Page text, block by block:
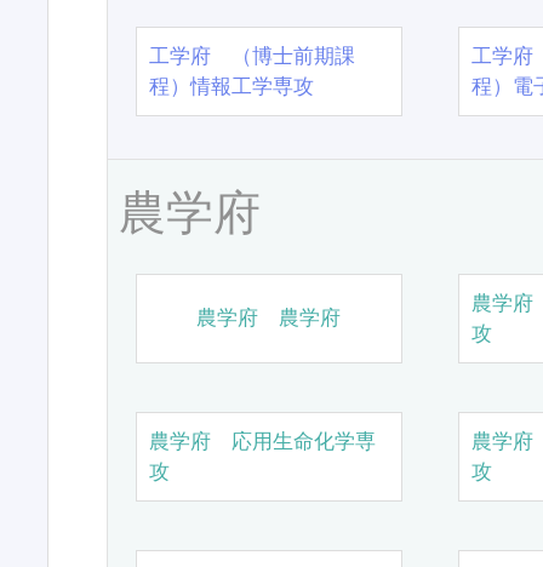
工学府 （博士前期課
程）情報工学専攻
工学
程）電
農学府
農学府 農学府
農学
攻
農学府 応用生命化学専
攻
農学
攻